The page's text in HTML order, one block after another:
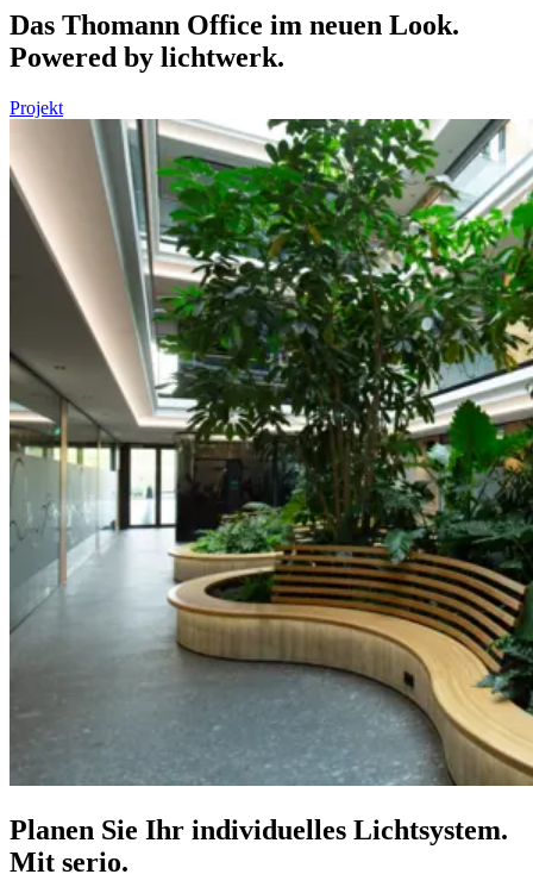
Das Thomann Office im neuen Look.
Powered by lichtwerk.
Projekt
Planen Sie Ihr individuelles Lichtsystem.
Mit serio.